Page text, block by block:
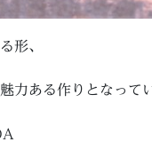
形、
力ある作りとなって